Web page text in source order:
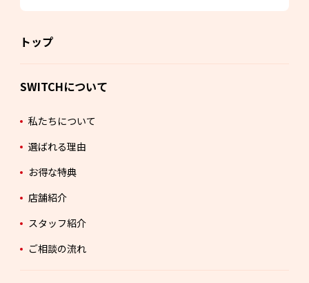
トップ
SWITCHについて
私たちについて
選ばれる理由
お得な特典
店舗紹介
スタッフ紹介
ご相談の流れ